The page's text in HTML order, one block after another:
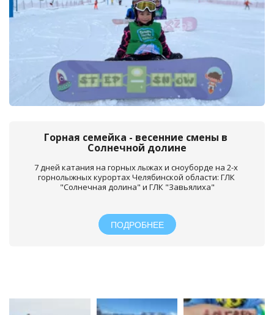
Горная семейка - весенние смены в
Солнечной долине
7 дней катания на горных лыжах и сноуборде на 2-х
горнолыжных курортах Челябинской области: ГЛК
"Солнечная долина" и ГЛК "Завьялиха"
ПОДРОБНЕЕ